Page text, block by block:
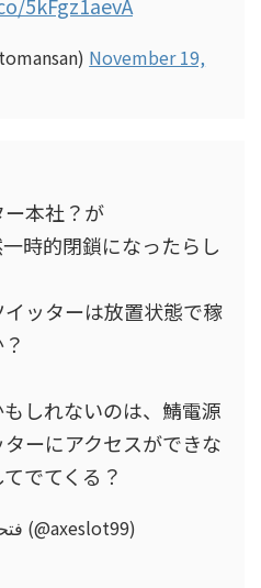
November 19,
本社？が
時的閉鎖になったらし
ッターは放置状態で稼
しれないのは、鯖電源
ーにアクセスができな
でてくる？
— Axeslo†：斧فتحة المحور (@axeslot99)